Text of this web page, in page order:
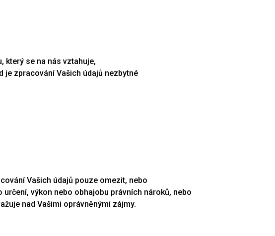
který se na nás vztahuje,
zpracování Vašich údajů nezbytné
Vašich údajů pouze omezit, nebo
výkon nebo obhajobu právních nároků, nebo
nad Vašimi oprávněnými zájmy.